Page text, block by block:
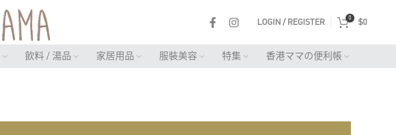
LOGIN / REGISTER
0
$0
飲料 / 湯品 家居用品 服裝美容 特集 香港ママの便利帳